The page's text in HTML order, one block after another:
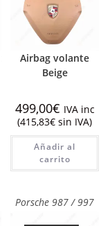
Airbag volante
Beige
499,00€ IVA inc
(415,83€ sin IVA)
Añadir al
carrito
Porsche 987 / 997